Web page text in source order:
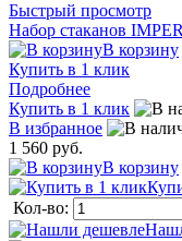
Быстрый просмотр
Набор стаканов
В корзину
Купить в 1 клик
Подробнее
Купить в 1 клик
В избранное
1 560 руб.
В корзину
Кол-во: